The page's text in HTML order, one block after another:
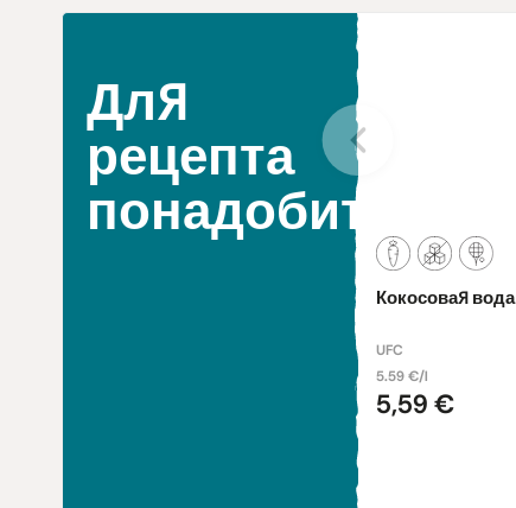
Для
рецепта
понадобится
Кокосовая вода
UFC
5.59 €/l
5,59 €